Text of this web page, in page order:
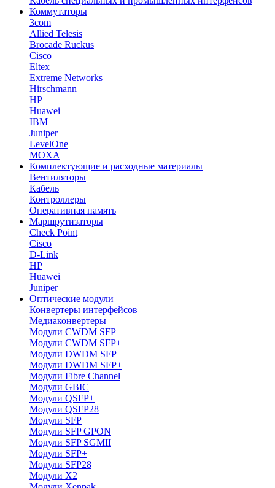
Коммутаторы
3com
Allied Telesis
Brocade Ruckus
Cisco
Eltex
Extreme Networks
Hirschmann
HP
Huawei
IBM
Juniper
LevelOne
MOXA
Комплектующие и расходные материалы
Вентиляторы
Кабель
Контроллеры
Оперативная память
Маршрутизаторы
Check Point
Cisco
D-Link
HP
Huawei
Juniper
Оптические модули
Конвертеры интерфейсов
Медиаконвертеры
Модули CWDM SFP
Модули CWDM SFP+
Модули DWDM SFP
Модули DWDM SFP+
Модули Fibre Channel
Модули GBIC
Модули QSFP+
Модули QSFP28
Модули SFP
Модули SFP GPON
Модули SFP SGMII
Модули SFP+
Модули SFP28
Модули X2